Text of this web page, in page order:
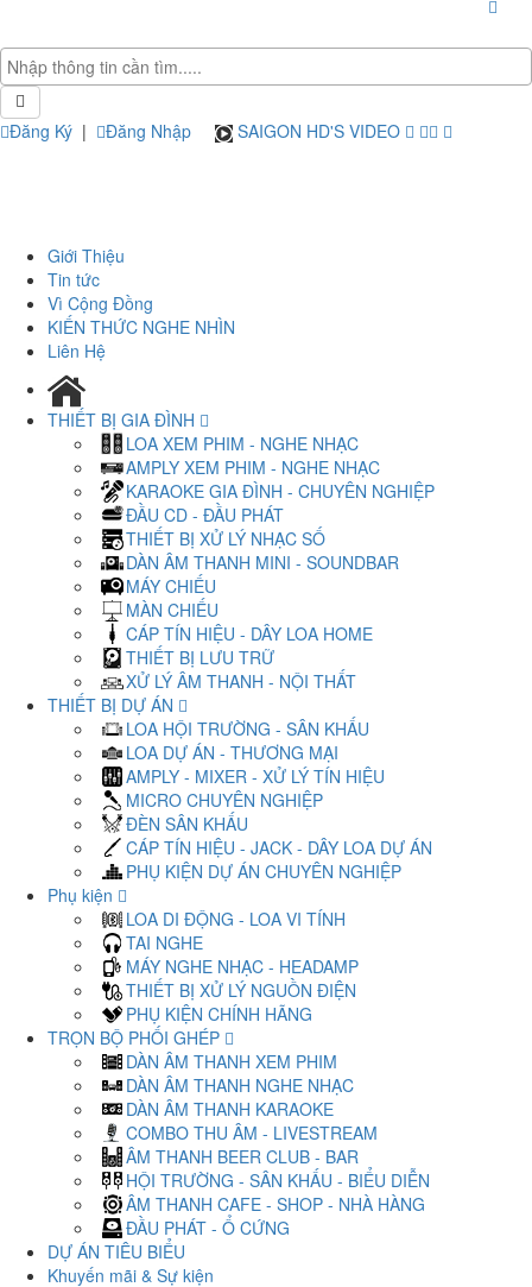
Đăng Ký | Đăng Nhập SAIGON HD'S VIDEO
Giới Thiệu
Tin tức
Vì Cộng Đồng
KIẾN THỨC NGHE NHÌN
Liên Hệ
THIẾT BỊ GIA ĐÌNH
LOA XEM PHIM - NGHE NHẠC
AMPLY XEM PHIM - NGHE NHẠC
KARAOKE GIA ĐÌNH - CHUYÊN NGHIỆP
ĐẦU CD - ĐẦU PHÁT
THIẾT BỊ XỬ LÝ NHẠC SỐ
DÀN ÂM THANH MINI - SOUNDBAR
MÁY CHIẾU
MÀN CHIẾU
CÁP TÍN HIỆU - DÂY LOA HOME
THIẾT BỊ LƯU TRỮ
XỬ LÝ ÂM THANH - NỘI THẤT
THIẾT BỊ DỰ ÁN
LOA HỘI TRƯỜNG - SÂN KHẤU
LOA DỰ ÁN - THƯƠNG MẠI
AMPLY - MIXER - XỬ LÝ TÍN HIỆU
MICRO CHUYÊN NGHIỆP
ĐÈN SÂN KHẤU
CÁP TÍN HIỆU - JACK - DÂY LOA DỰ ÁN
PHỤ KIỆN DỰ ÁN CHUYÊN NGHIỆP
Phụ kiện
LOA DI ĐỘNG - LOA VI TÍNH
TAI NGHE
MÁY NGHE NHẠC - HEADAMP
THIẾT BỊ XỬ LÝ NGUỒN ĐIỆN
PHỤ KIỆN CHÍNH HÃNG
TRỌN BỘ PHỐI GHÉP
DÀN ÂM THANH XEM PHIM
DÀN ÂM THANH NGHE NHẠC
DÀN ÂM THANH KARAOKE
COMBO THU ÂM - LIVESTREAM
ÂM THANH BEER CLUB - BAR
HỘI TRƯỜNG - SÂN KHẤU - BIỂU DIỄN
ÂM THANH CAFE - SHOP - NHÀ HÀNG
ĐẦU PHÁT - Ổ CỨNG
DỰ ÁN TIÊU BIỂU
Khuyến mãi & Sự kiện